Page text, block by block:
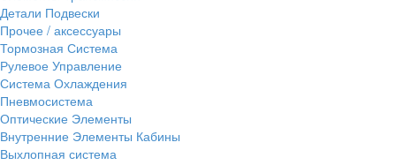
Детали Подвески
Прочее / аксессуары
Тормозная Система
Рулевое Управление
Система Охлаждения
Пневмосистема
Оптические Элементы
Внутренние Элементы Кабины
Выхлопная система